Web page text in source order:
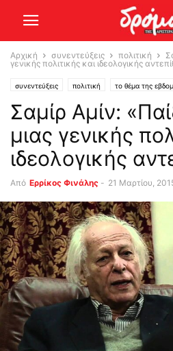
Αρχική συνεντεύξεις πολιτική
γενικής πολιτικής και ιδεολογικής
συνεντεύξεις πολιτική το θέμα της
Σαμίρ Αμίν:
μιας γενικής
ιδεολογικής
Από Ερρίκος Φινάλης - 21 Μαρτίου,